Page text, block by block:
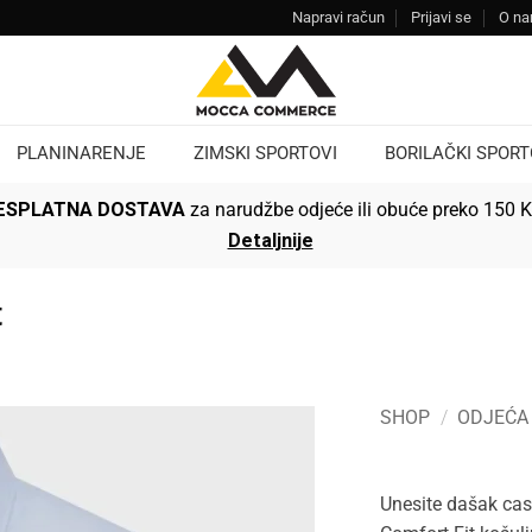
Napravi račun Prijavi se O
PLANINARENJE ZIMSKI SPORTOVI BORILAČKI
DOSTAVA za narudžbe odjeće ili obuće preko 150
Detaljnije
SHOP / ODJEĆA
Unesite dašak